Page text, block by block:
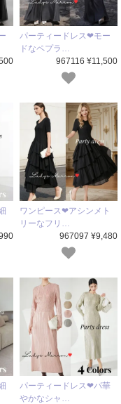
パーティードレス❤モー
ドなペプラ…
967116 ¥11,500
ワンピース❤アシンメト
リーなフリ…
967097 ¥9,480
パーティードレス❤パ華
やかなシャ…